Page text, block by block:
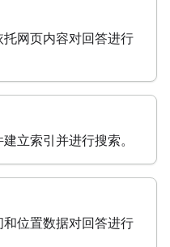
网页内容对回答进行
立索引并进行搜索。
位置数据对回答进行